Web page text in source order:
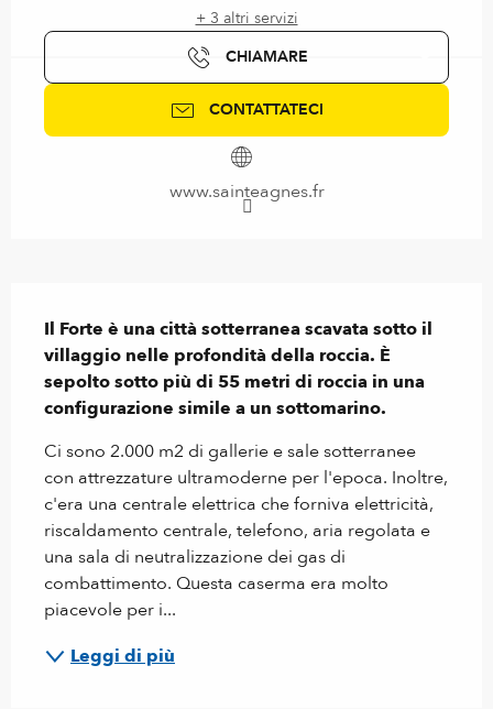
+ 3 altri servizi
CHIAMARE
CONTATTATECI
www.sainteagnes.fr
Il Forte è una città sotterranea scavata sotto il
villaggio nelle profondità della roccia. È
sepolto sotto più di 55 metri di roccia in una
configurazione simile a un sottomarino.
Ci sono 2.000 m2 di gallerie e sale sotterranee
con attrezzature ultramoderne per l'epoca. Inoltre,
c'era una centrale elettrica che forniva elettricità,
riscaldamento centrale, telefono, aria regolata e
una sala di neutralizzazione dei gas di
combattimento. Questa caserma era molto
piacevole per i...
Leggi di più